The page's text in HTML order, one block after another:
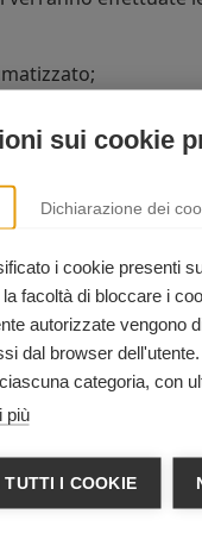
il manuale
To Respond
sui cookie
Dichiarazione dei
i cookie presenti
facoltà di bloccare i
autorizzate vengono
dal browser
categoria, con
più
TUTTI I COOKIE